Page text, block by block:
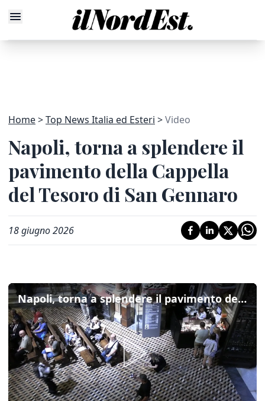
Home Top News Italia ed Esteri Video
Napoli, torna a splendere il
pavimento della Cappella
del Tesoro di San Gennaro
18 giugno 2026
Napoli, torna a splendere il pavimento della Cappella del Tesoro di San Gennaro